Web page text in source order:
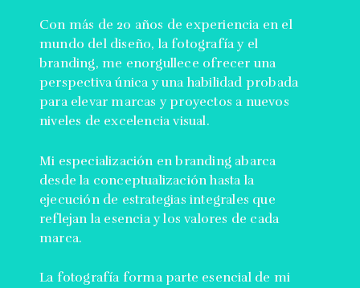
Con más de 20 años de experiencia en el
mundo del diseño, la fotografía y el
branding, me enorgullece ofrecer una
perspectiva única y una habilidad probada
para elevar marcas y proyectos a nuevos
niveles de excelencia visual.
Mi especialización en branding abarca
desde la conceptualización hasta la
ejecución de estrategias integrales que
reflejan la esencia y los valores de cada
marca.
La fotografía forma parte esencial de mi